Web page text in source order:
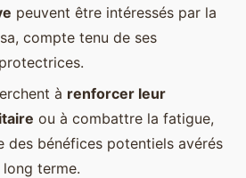
peuvent être intéressés par la
compte tenu de ses
à renforcer leur
ou à combattre la fatigue,
des bénéfices potentiels avérés
terme.